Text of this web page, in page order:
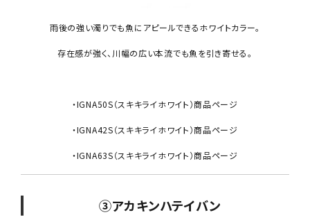
雨後の強い濁りでも魚にアピールできるホワイトカラー。
存在感が強く、川幅の広い本流でも魚を引き寄せる。
・IGNA50S（スキキライホワイト）商品ページ
・IGNA42S（スキキライホワイト）商品ページ
・IGNA63S（スキキライホワイト）商品ページ
③アカキンハテイバン